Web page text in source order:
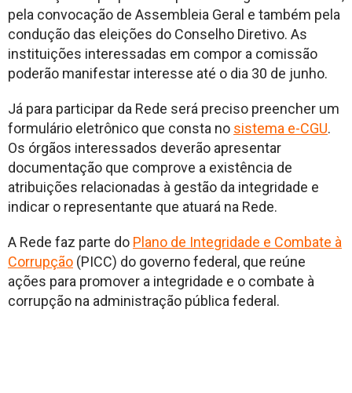
pela convocação de Assembleia Geral e também pela
condução das eleições do Conselho Diretivo. As
instituições interessadas em compor a comissão
poderão manifestar interesse até o dia 30 de junho.
Já para participar da Rede será preciso preencher um
formulário eletrônico que consta no sistema e-CGU.
Os órgãos interessados deverão apresentar
documentação que comprove a existência de
atribuições relacionadas à gestão da integridade e
indicar o representante que atuará na Rede.
A Rede faz parte do Plano de Integridade e Combate à
Corrupção (PICC) do governo federal, que reúne
ações para promover a integridade e o combate à
corrupção na administração pública federal.